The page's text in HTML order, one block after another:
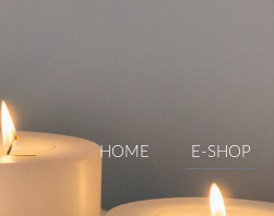
HOME E-SHOP